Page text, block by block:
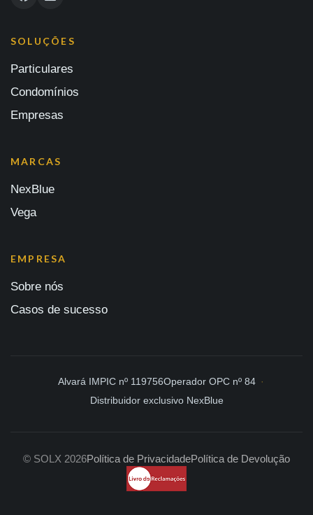
SOLUÇÕES
Particulares
Condomínios
Empresas
MARCAS
NexBlue
Vega
EMPRESA
Sobre nós
Casos de sucesso
Alvará IMPIC nº 119756Operador OPC nº 84
Distribuidor exclusivo NexBlue
© SOLX 2026Política de PrivacidadePolítica de Devolução